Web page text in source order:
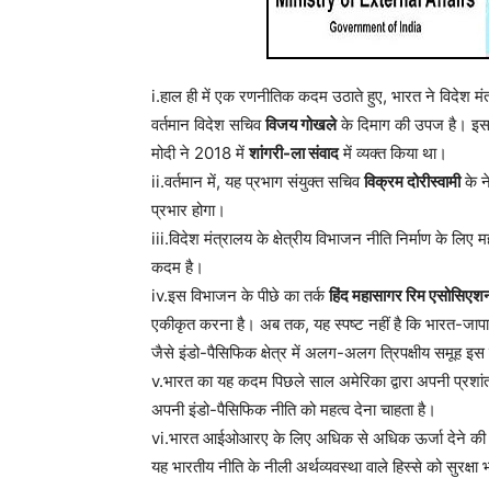
i.हाल ही में एक रणनीतिक कदम उठाते हुए, भारत ने विदेश
वर्तमान विदेश सचिवविजय गोखलेके दिमाग की उपज है। इस
मोदी ने 2018 मेंशांगरी-ला संवादमें व्यक्त किया था।
ii.वर्तमान में, यह प्रभाग संयुक्त सचिवविक्रम दोरीस्वामीके
प्रभार होगा।
iii.विदेश मंत्रालय के क्षेत्रीय विभाजन नीति निर्माण के लिए
कदम है।
iv.इस विभाजन के पीछे का तर्कहिंद महासागर रिम
एकीकृत करना है। अब तक, यह स्पष्ट नहीं है कि भारत-
जैसे इंडो-पैसिफिक क्षेत्र में अलग-अलग त्रिपक्षीय समूह इस
v.भारत का यह कदम पिछले साल अमेरिका द्वारा अपनी
अपनी इंडो-पैसिफिक नीति को महत्व देना चाहता है।
vi.भारत आईओआरए के लिए अधिक से अधिक ऊर्जा देने की
यह भारतीय नीति के नीली अर्थव्यवस्था वाले हिस्से को